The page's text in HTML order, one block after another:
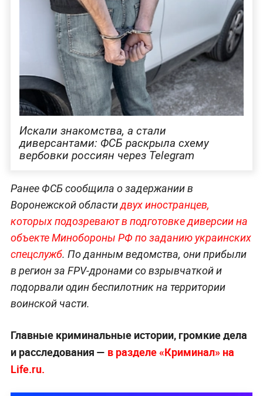
Искали знакомства, а стали
диверсантами: ФСБ раскрыла схему
вербовки россиян через Telegram
Ранее ФСБ сообщила о задержании в
Воронежской областидвух иностранцев,
которых подозревают в подготовке диверсии на
объекте Минобороны РФ по заданию украинских
спецслужб. По данным ведомства, они прибыли
в регион за FPV-дронами со взрывчаткой и
подорвали один беспилотник на территории
воинской части.
Главные криминальные истории, громкие дела
и расследования — в разделе «Криминал» на
Life.ru.